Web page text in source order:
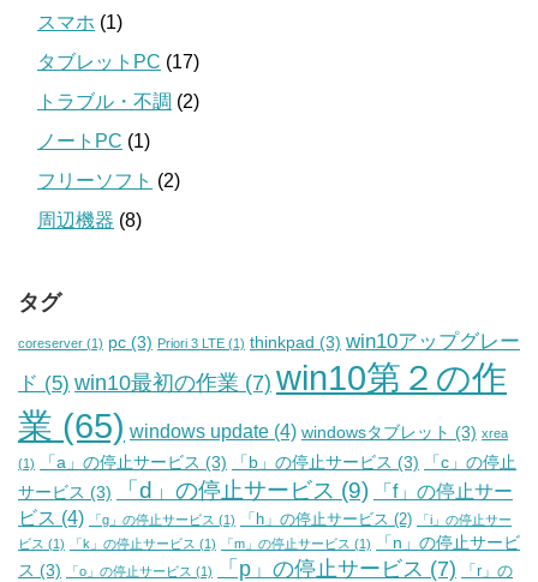
スマホ (1)
タブレットPC (17)
トラブル・不調 (2)
ノートPC (1)
フリーソフト (2)
周辺機器 (8)
タグ
coreserver (1) pc (3) Priori 3 LTE (1) thinkpad (3) win10アップグレー
ド (5) win10最初の作業 (7) win10第２の作
業 (65) windows update (4) windowsタブレット (3) xrea
(1) 「a」の停止サービス (3) 「b」の停止サービス (3)
「c」の停止
サービス (3) 「d」の停止サービス (9)
「f」の停止サー
ビス (4) 「g」の停止サービス (1) 「h」の停止サービス (2)
「i」の停止サー
ビス (1) 「k」の停止サービス (1) 「m」の停止サービス (1)
「n」の停止サービ
ス (3) 「o」の停止サービス (1) 「p」の停止サービス (7)
「r」の